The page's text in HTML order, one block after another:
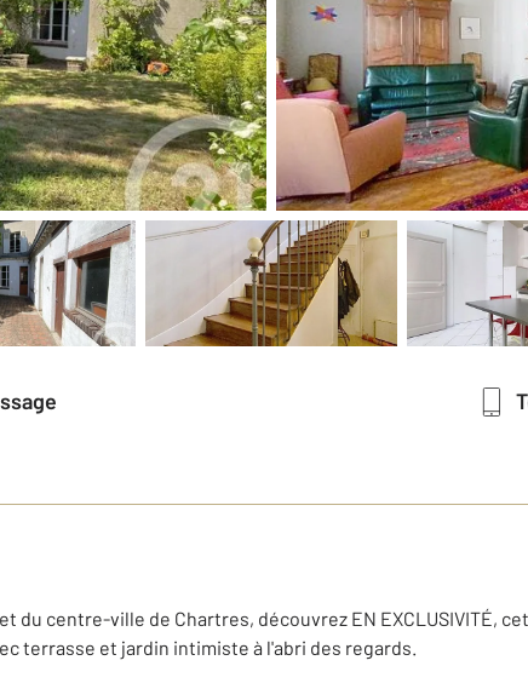
du centre-ville de Chartres, découvrez EN EXCLUSIVITÉ,
terrasse et jardin intimiste à l'abri des regards.